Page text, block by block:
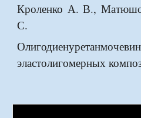
Кроленко А. В.,
С.
эластолигомерных